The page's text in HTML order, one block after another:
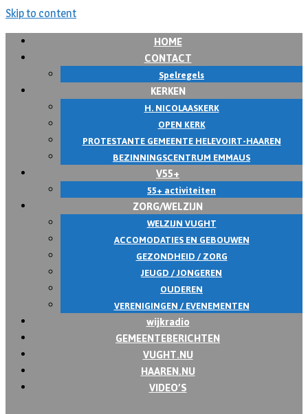
Skip to content
HOME
CONTACT
Spelregels
KERKEN
H. NICOLAASKERK
OPEN KERK
PROTESTANTE GEMEENTE HELEVOIRT-HAAREN
BEZINNINGSCENTRUM EMMAUS
V55+
55+ activiteiten
ZORG/WELZIJN
WELZIJN VUGHT
ACCOMODATIES EN GEBOUWEN
GEZONDHEID / ZORG
JEUGD / JONGEREN
OUDEREN
VERENIGINGEN / EVENEMENTEN
wijkradio
GEMEENTEBERICHTEN
VUGHT.NU
HAAREN.NU
VIDEO’S